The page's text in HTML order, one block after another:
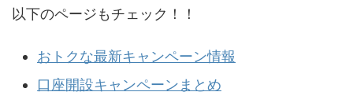
以下のページもチェック！！
おトクな最新キャンペーン情報
口座開設キャンペーンまとめ